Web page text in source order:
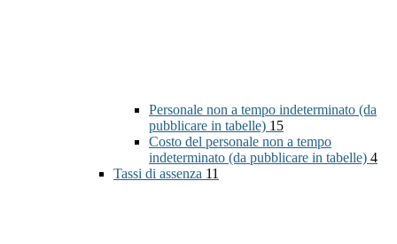
Personale non a tempo indeterminato (da
pubblicare in tabelle) 15
Costo del personale non a tempo
indeterminato (da pubblicare in tabelle) 4
Tassi di assenza 11